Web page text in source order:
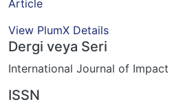
Article
View PlumX Details
Dergi veya Seri
International Journal of Impact
ISSN